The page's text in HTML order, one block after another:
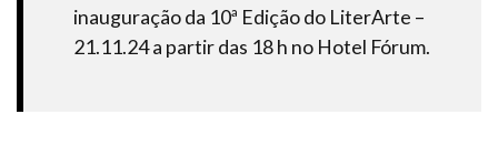
inauguração da 10ª Edição do LiterArte –
21.11.24 a partir das 18 h no Hotel Fórum.